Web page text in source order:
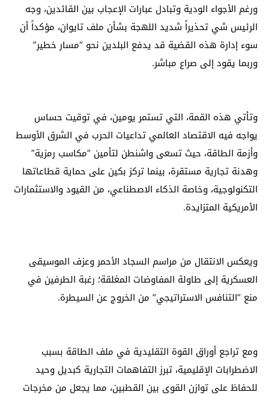
ورغم الأجواء الودية وتبادل عبارات الإعجاب بين القائدين، وجه
الرئيس شي تحذيراً شديد اللهجة بشأن ملف تايوان، مؤكداً أن
سوء إدارة هذه القضية قد يدفع البلدين نحو “مسار خطير”
وربما يقود إلى صراع مباشر.
وتأتي هذه القمة، التي تستمر يومين، في توقيت حساس
يواجه فيه الاقتصاد العالمي تداعيات الحرب في الشرق الأوسط
وأزمة الطاقة، حيث تسعى واشنطن لتأمين “مكاسب رمزية”
وهدنة تجارية مستقرة، بينما تركز بكين على حماية قطاعاتها
التكنولوجية، وخاصة الذكاء الاصطناعي، من القيود والاستثمارات
الأمريكية المتزايدة.
ويعكس الانتقال من مراسم السجاد الأحمر وعزف الموسيقى
العسكرية إلى طاولة المفاوضات المغلقة؛ رغبة الطرفين في
منع “التنافس الاستراتيجي” من الخروج عن السيطرة.
ومع تراجع أوراق القوة التقليدية في ملف الطاقة بسبب
الاضطرابات الإقليمية، تبرز التفاهمات التجارية كبديل وحيد
للحفاظ على توازن القوى بين القطبين، مما يجعل من مخرجات